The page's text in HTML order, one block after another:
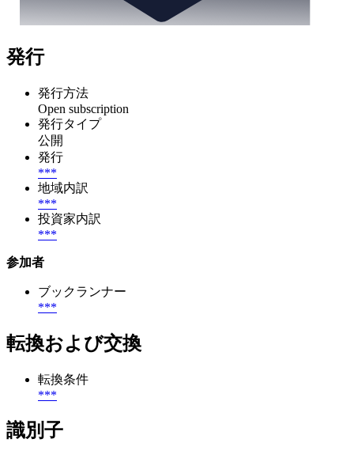
発行
発行方法
Open subscription
発行タイプ
公開
発行
***
地域内訳
***
投資家内訳
***
参加者
ブックランナー
***
転換および交換
転換条件
***
識別子